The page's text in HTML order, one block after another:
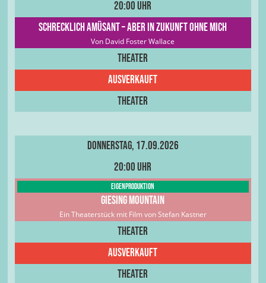
20:00 Uhr
Schrecklich amüsant – aber in Zukunft ohne mich
Von David Foster Wallace
Theater
Ausverkauft
Theater
Donnerstag, 17.09.2026
20:00 Uhr
Eigenproduktion
Giesing Mountain
Ein Theaterstück mit Film von Stefan Kastner
Theater
Ausverkauft
Theater